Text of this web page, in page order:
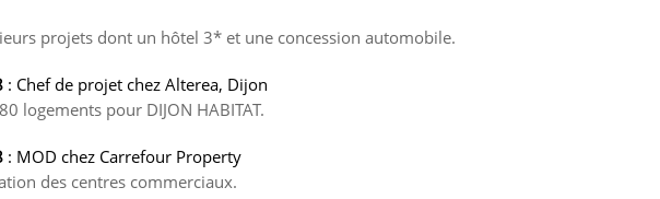
projets dont un hôtel 3* et une concession automobile.
: Chef de projet chez Alterea, Dijon
logements pour DIJON HABITAT.
: MOD chez Carrefour Property
des centres commerciaux.